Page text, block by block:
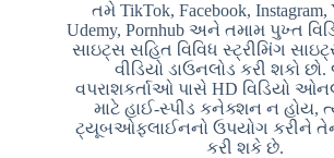
તમે TikTok, Facebook, Instagram,
Udemy, Pornhub અને તમામ પુખ્ત
સાઇટ્સ સહિત વિવિધ સ્ટ્રીમિંગ
વીડિયો ડાઉનલોડ કરી શકો
વપરાશકર્તાઓ પાસે HD વિડિયો
માટે હાઈ-સ્પીડ કનેક્શન ન હોય,
ટ્યૂબઓફલાઈનનો ઉપયોગ કરીને
કરી શકે છે.